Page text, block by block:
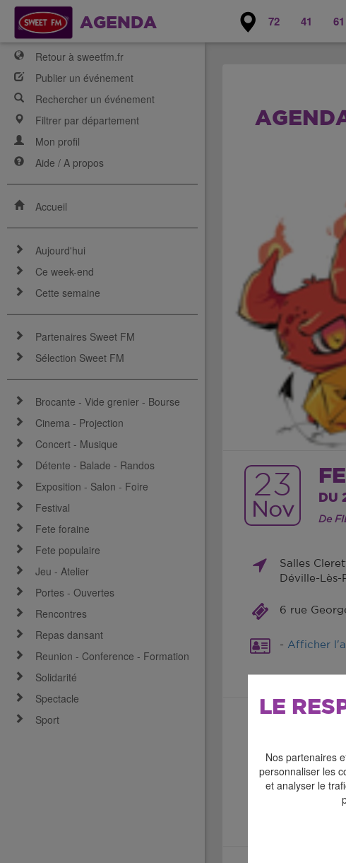
LE
Nos partenaires
personnaliser les
et analyser le
AGENDA 72 41 61
Retour à sweetfm.fr
Publier un événement
Rechercher un événement
Filtrer par département
Mon profil
Aide / A propos
Accueil
Aujourd'hui
Ce week-end
Cette semaine
Partenaires Sweet FM
Sélection Sweet FM
Brocante - Vide grenier - Bourse
Cinema - Projection
Concert - Musique
Détente - Balade - Randos
Exposition - Salon - Foire
Festival
Fete foraine
Fete populaire
Jeu - Atelier
Portes - Ouvertes
Rencontres
Repas dansant
Reunion - Conference - Formation
Solidarité
Spectacle
Sport
23
Nov
DU
De
Salles
Déville-Lès-
6 rue
- Afficher